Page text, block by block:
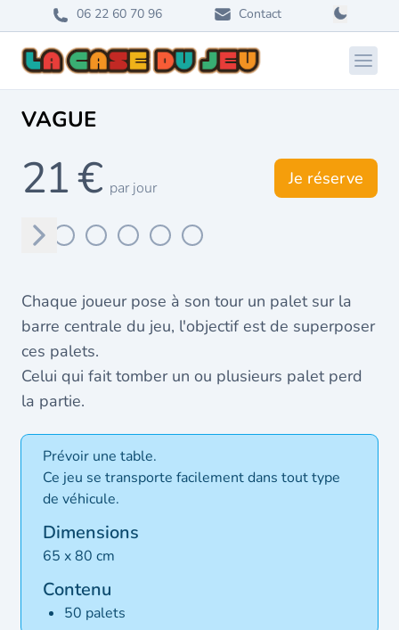
06 22 60 70 96 Contact
VAGUE
21 € par jour Je réserve
Suivant
Chaque joueur pose à son tour un palet sur la
barre centrale du jeu, l'objectif est de superposer
ces palets.
Celui qui fait tomber un ou plusieurs palet perd
la partie.
Prévoir une table.
Ce jeu se transporte facilement dans tout type
de véhicule.
Dimensions
65 x 80 cm
Contenu
50 palets